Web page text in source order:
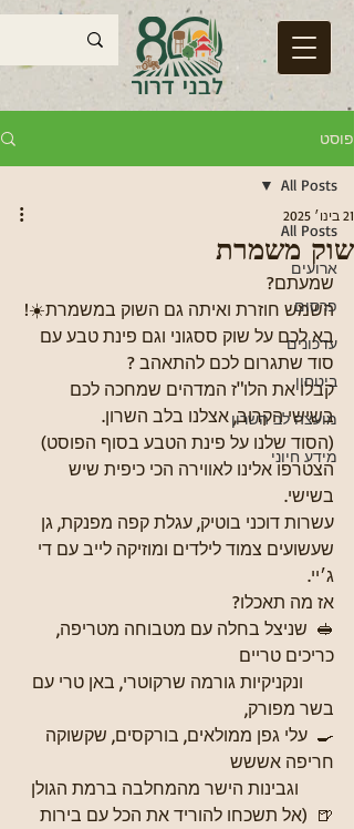
פוסט
All Posts
ארועים
פרסום
עדכונים
ביטחון
מועצה לב השרון
מידע חיוני
All Posts
שוק משמרת
21 בינו׳ 2025
שמעתם?
השמש חוזרת ואיתה גם השוק במשמרת☀️!
בא לכם על שוק ססגוני וגם פינת טבע עם
סוד שתגרום לכם להתאהב ?
קבלו את הלו"ז המדהים שמחכה לכם
בשישי הקרוב, אצלנו בלב השרון.
(הסוד שלנו על פינת הטבע בסוף הפוסט)
הצטרפו אלינו לאווירה הכי כיפית שיש
בשישי.
עשרות דוכני בוטיק, עגלת קפה מפנקת, גן
שעשועים צמוד לילדים ומוזיקה לייב עם די
ג׳יי.
אז מה תאכלו?
🥪  שניצל בחלה עם מטבוחה מטריפה,
כריכים טריים
       ונקניקיות גורמה שרקוטרי, באן טרי עם
בשר מפורק,
🍳  עלי גפן ממולאים, בורקסים, שקשוקה
חריפה אששש
🍺  (אל תשכחו להוריד את הכל עם בירות